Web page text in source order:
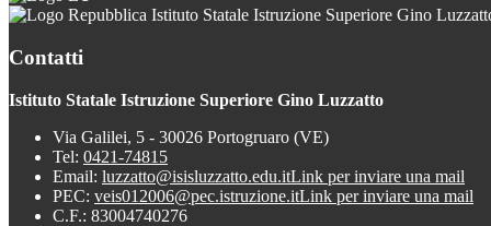
Istituto Statale Istruzione Superiore Gino
Contatti
Istituto Statale Istruzione Superiore Gino Luzzatto
Via Galilei, 5 - 30026 Portogruaro (VE)
Tel: 0421-74815
Email: luzzatto@isisluzzatto.edu.itLink per inviare una mail
PEC: veis012006@pec.istruzione.itLink per inviare una mail
C.F.: 83004740276